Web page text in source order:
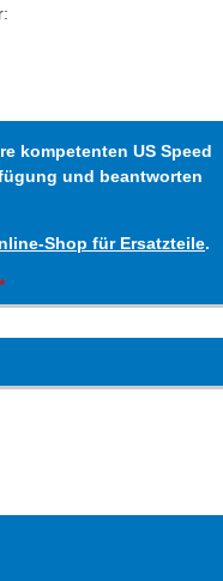
kompetenten US Speed
und beantworten
Shop für Ersatzteile.
*